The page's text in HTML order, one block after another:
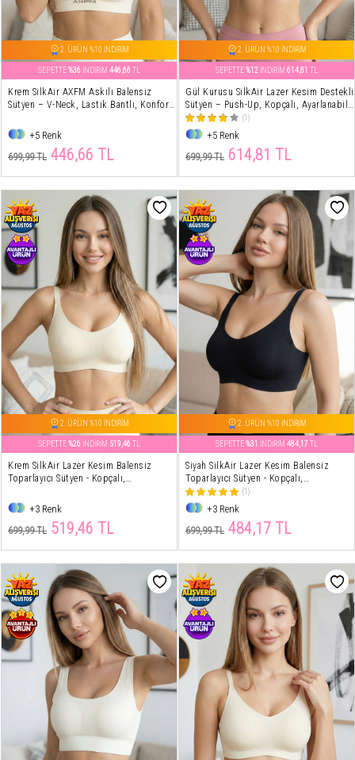
2. ÜRÜN %10 İNDİRİM
SEPETTE%36 İNDİRİM 446,66 TL
Krem SilkAir AXFM Askılı Balensiz
Sütyen – V-Neck, Lastik Bantlı, Konfor
+5 Renk
699,99 TL 446,66 TL
2. ÜRÜN %10 İNDİRİM
SEPETTE%12 İNDİRİM 614,81 TL
Gül Kurusu SilkAir Lazer Kesim Destekli
Sütyen – Push-Up, Kopçalı, Ayarlanabilir
Askı, İz Yapmayan
(1)
+5 Renk
699,99 TL 614,81 TL
2. ÜRÜN %10 İNDİRİM
SEPETTE%26 İNDİRİM 519,46 TL
Krem SilkAir Lazer Kesim Balensiz
Toparlayıcı Sütyen - Kopçalı,
+3 Renk
699,99 TL 519,46 TL
2. ÜRÜN %10 İNDİRİM
SEPETTE%31 İNDİRİM 484,17TL
Siyah SilkAir Lazer Kesim Balensiz
Toparlayıcı Sütyen - Kopçalı,
Ayarlanabilir Askı, İz Yapmayan
(1)
+3 Renk
699,99 TL 484,17 TL